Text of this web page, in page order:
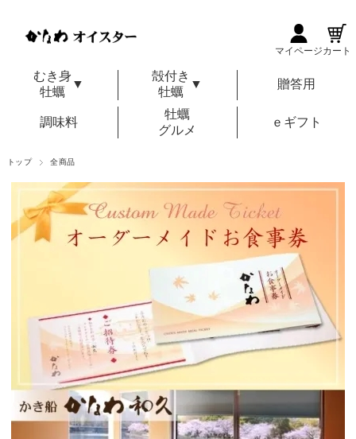
マイページカート
むき身
牡蠣
▼
殻付き
牡蠣
▼ 贈答用
調味料
牡蠣
グルメ
ｅギフト
トップ 全商品